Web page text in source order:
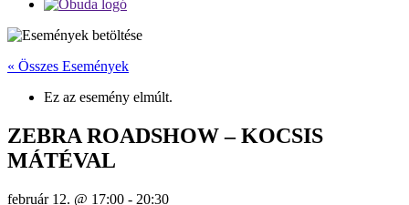
« Összes Események
Ez az esemény elmúlt.
ZEBRA ROADSHOW – KOCSIS
MÁTÉVAL
február 12. @ 17:00 - 20:30